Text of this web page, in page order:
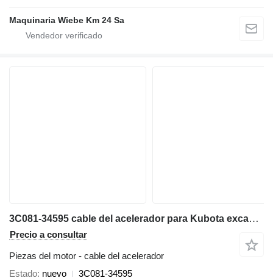
Maquinaria Wiebe Km 24 Sa
3C081-34595 cable del acelerador para Kubota excavadora
Precio a consultar
Piezas del motor - cable del acelerador
Estado nuevo 3C081-34595